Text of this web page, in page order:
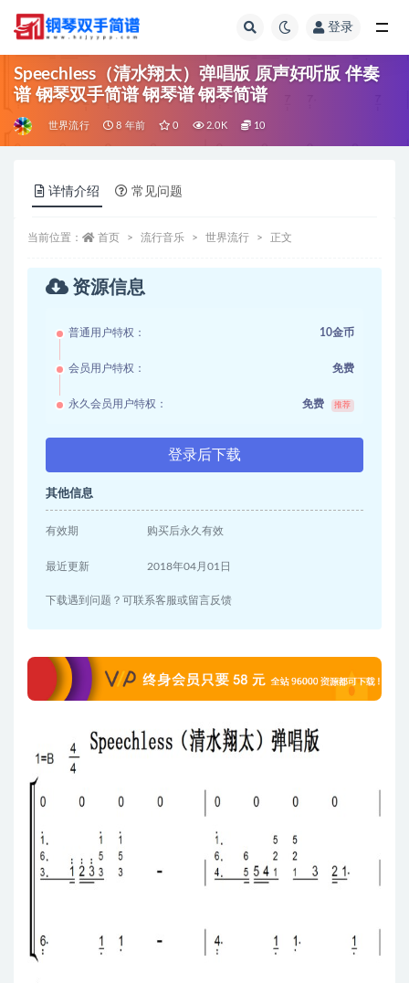
登录
Speechless（清水翔太）弹唱版 原声好听版 伴奏
谱 钢琴双手简谱 钢琴谱 钢琴简谱
世界流行 8 年前 0 2.0K 10
详情介绍 常见问题
当前位置： 首页 流行音乐 世界流行 正文
资源信息
普通用户特权： 10金币
会员用户特权： 免费
永久会员用户特权： 免费 推荐
登录后下载
其他信息
有效期 购买后永久有效
最近更新 2018年04月01日
下载遇到问题？可联系客服或留言反馈